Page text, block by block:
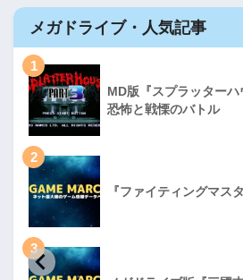
メガドライブ・人気記事
1
MD版『スプラッター
恐怖と戦慄のバトル
2
『ファイティングマス
3